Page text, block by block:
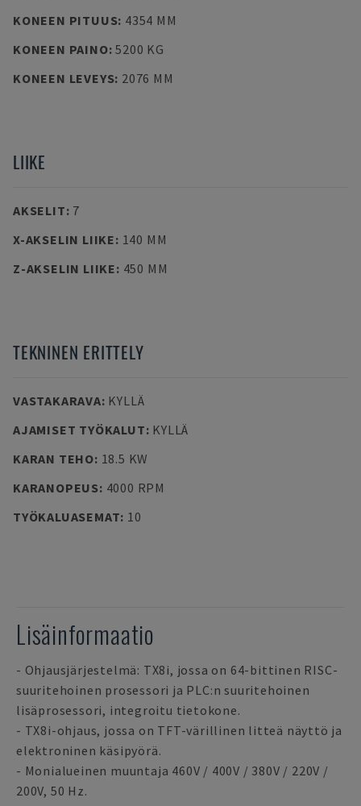
KONEEN PITUUS: 4354 MM
KONEEN PAINO:5200 KG
KONEEN LEVEYS: 2076 MM
LIIKE
AKSELIT: 7
X-AKSELIN LIIKE: 140 MM
Z-AKSELIN LIIKE: 450 MM
TEKNINEN ERITTELY
VASTAKARAVA: KYLLÄ
AJAMISET TYÖKALUT: KYLLÄ
KARAN TEHO: 18.5 KW
KARANOPEUS: 4000 RPM
TYÖKALUASEMAT: 10
Lisäinformaatio
- Ohjausjärjestelmä: TX8i, jossa on 64-bittinen RISC-
suuritehoinen prosessori ja PLC:n suuritehoinen
lisäprosessori, integroitu tietokone.
- TX8i-ohjaus, jossa on TFT-värillinen litteä näyttö ja
elektroninen käsipyörä.
- Monialueinen muuntaja 460V / 400V / 380V / 220V /
200V, 50 Hz.